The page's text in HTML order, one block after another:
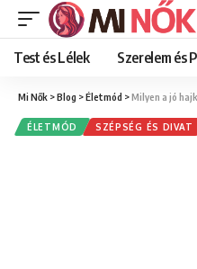
Test és Lélek Szerelem és
Mi Nők >Blog >Életmód >Milyen a jó
ÉLETMÓD SZÉPSÉG ÉS DIVAT